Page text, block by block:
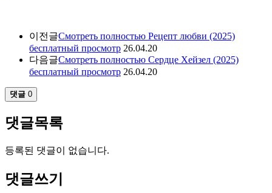
이전글Смотреть полностью Рецепт любви (2025)
бесплатный просмотр 26.04.20
다음글Смотреть полностью Сердце Хейзел (2025)
бесплатный просмотр 26.04.20
댓글 0
댓글목록
등록된 댓글이 없습니다.
댓글쓰기